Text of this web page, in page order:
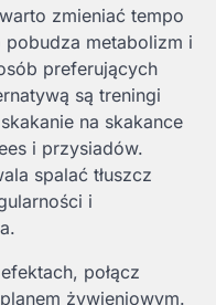
zmieniać tempo
metabolizm i
preferujących
są treningi
na skakance
i przysiadów.
spalać tłuszcz
i
połącz
żywieniowym.